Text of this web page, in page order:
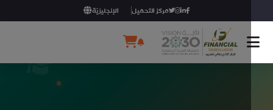
مركز التحميل الإنجليزيّة